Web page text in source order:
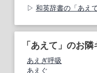
和英辞書の「あえ
「あえて」のお
あえぎ呼吸
あえぐ